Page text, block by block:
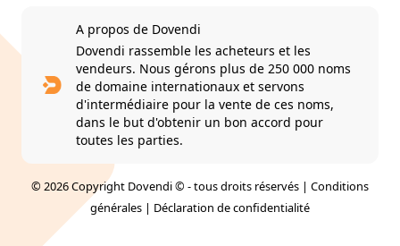
A propos de Dovendi
Dovendi rassemble les acheteurs et les
vendeurs. Nous gérons plus de 250 000 noms
de domaine internationaux et servons
d'intermédiaire pour la vente de ces noms,
dans le but d'obtenir un bon accord pour
toutes les parties.
© 2026 Copyright Dovendi © - tous droits réservés | Conditions
générales | Déclaration de confidentialité